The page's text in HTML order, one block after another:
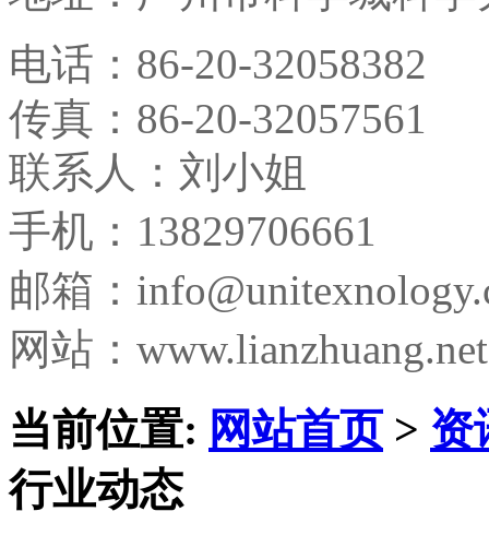
电话： 86-20-32058382
传真： 86-20-32057561
联系人：刘小姐
手机：13829706661
邮箱：
网站：www.lianzhuang.net
当前位置: 网站首页> 资
行业动态